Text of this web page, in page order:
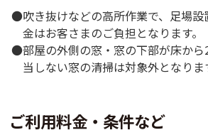
●吹き抜けなどの高所作業で、足場設
金はお客さまのご負担となります。
●部屋の外側の窓・窓の下部が床か
当しない窓の清掃は対象外となりま
ご利用料金・条件など